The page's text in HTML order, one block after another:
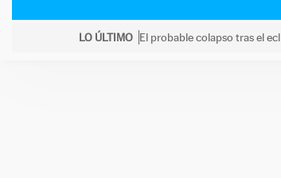
LO ÚLTIMO El probable colapso tras el